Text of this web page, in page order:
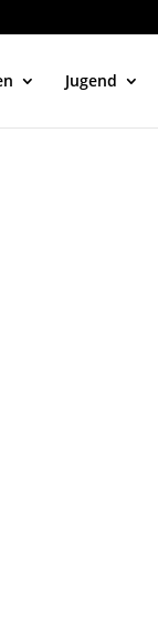
Jugend